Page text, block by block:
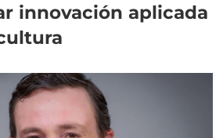
innovación aplicada